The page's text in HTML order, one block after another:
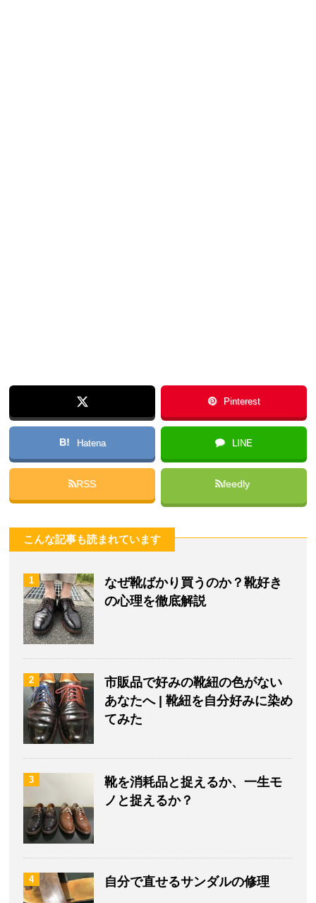
Pinterest
B! Hatena LINE
RSS feedly
こんな記事も読まれています
1
なぜ靴ばかり買うのか？靴好き
の心理を徹底解説
2
市販品で好みの靴紐の色がない
あなたへ | 靴紐を自分好みに染め
てみた
3
靴を消耗品と捉えるか、一生モ
ノと捉えるか？
4 自分で直せるサンダルの修理